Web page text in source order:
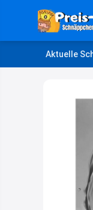
Aktuelle